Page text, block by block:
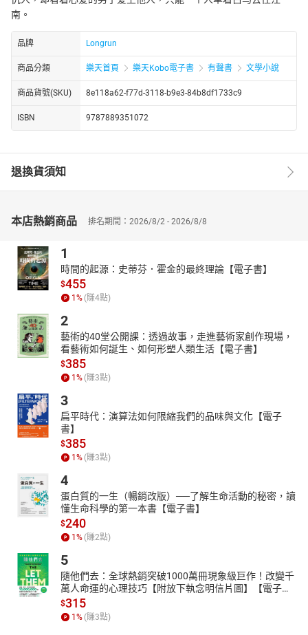
南。
品牌 Longrun
商品分類 樂天首頁 樂天Kobo電子書 有聲書 文學小說
商品貨號(SKU) 8e118a62-f77d-3118-b9e3-84b8df1733c9
ISBN 9787889351072
退換貨須知
本店熱銷商品 排名期間：2026/8/2 - 2026/8/8
1
時間的起源：史蒂芬．霍金的最終理論【電子書】
$455
1% (賺4點)
2
藝術的40堂公開課：透過故事，走進藝術家創作現場，
看藝術如何誕生、如何形塑人類生活【電子書】
$385
1% (賺3點)
3
扁平時代：演算法如何限縮我們的品味與文化【電子
書】
$385
1% (賺3點)
4
蛋白質的一生（暢銷改版）──了解生命活動的秘密，讀
懂生命科學的第一本書【電子書】
$240
1% (賺2點)
5
隨他們去：全球熱銷突破1000萬冊現象級巨作！改變千
萬人命運的心理技巧【附放下執念明信片圖】【電子
書】
$315
1% (賺3點)